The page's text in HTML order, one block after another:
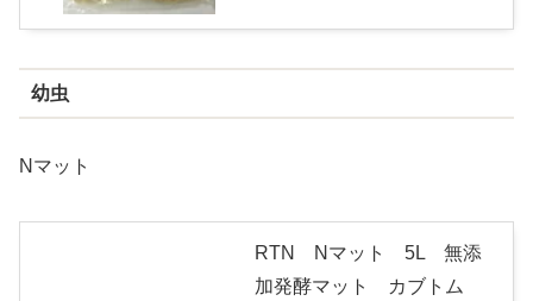
幼虫
Nマット
RTN Nマット 5L 無添
加発酵マット カブトム